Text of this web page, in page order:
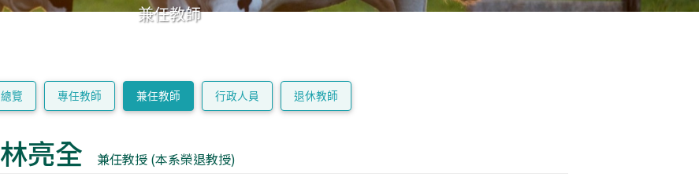
兼任教師
總覽 專任教師 兼任教師 行政人員 退休教師
林亮全
兼任教授 (本系榮退教授)